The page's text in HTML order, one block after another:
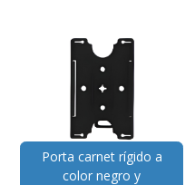
Porta carnet rígido a
color negro y